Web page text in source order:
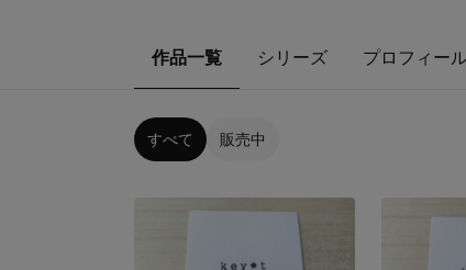
作品一覧 シリーズ プロフィー
すべて 販売中